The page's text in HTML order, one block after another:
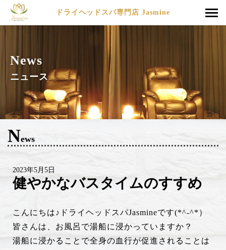
ドライヘッドスパ専門店 Jasmine
News
ニュース
News
2023年5月5日
健やかなバスタイムのすすめ
こんにちは♪ドライヘッドスパJasmineです(*^-^*）
皆さんは、お風呂で湯船に浸かっていますか？
湯船に浸かることで全身の血行が促進されることは